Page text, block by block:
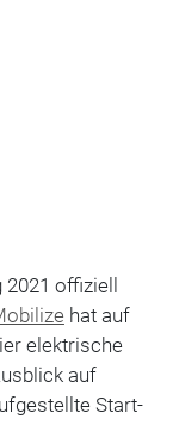
2021 offiziell
hat auf
elektrische
auf
Start-